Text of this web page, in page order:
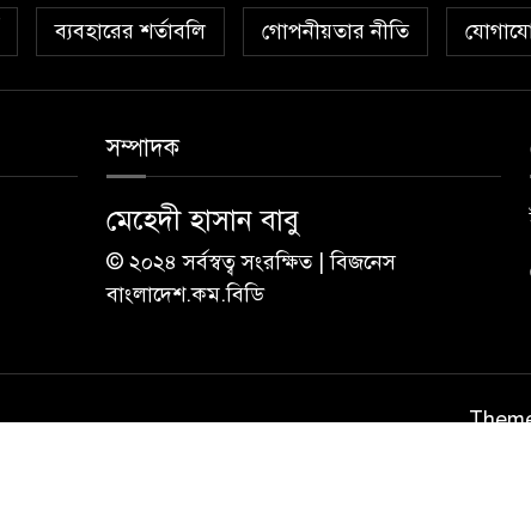
ব্যবহারের শর্তাবলি গোপনীয়তার নীতি
সম্পাদক
মেহেদী হাসান বাবু
© ২০২৪ সর্বস্বত্ব সংরক্ষিত | বিজনেস
বাংলাদেশ.কম.বিডি